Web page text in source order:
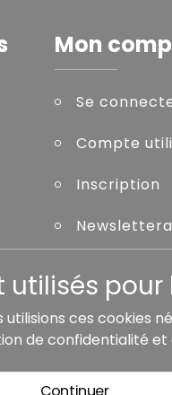
Mon
Se
Compte
Inscription
ces cookies
de confidentialité et
Continuer